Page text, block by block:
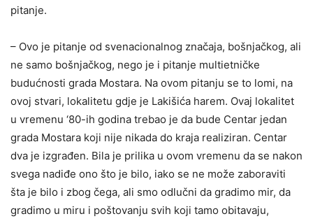
pitanje.
– Ovo je pitanje od svenacionalnog značaja, bošnjačkog, ali
ne samo bošnjačkog, nego je i pitanje multietničke
budućnosti grada Mostara. Na ovom pitanju se to lomi, na
ovoj stvari, lokalitetu gdje je Lakišića harem. Ovaj lokalitet
u vremenu ‘80-ih godina trebao je da bude Centar jedan
grada Mostara koji nije nikada do kraja realiziran. Centar
dva je izgrađen. Bila je prilika u ovom vremenu da se nakon
svega nadiđe ono što je bilo, iako se ne može zaboraviti
šta je bilo i zbog čega, ali smo odlučni da gradimo mir, da
gradimo u miru i poštovanju svih koji tamo obitavaju,